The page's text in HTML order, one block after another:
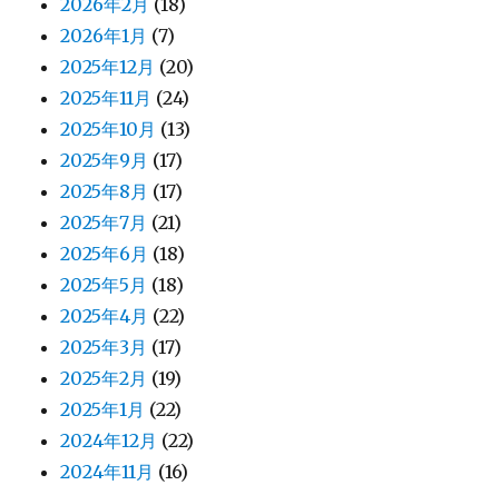
2026年2月 (18)
2026年1月 (7)
2025年12月 (20)
2025年11月 (24)
2025年10月 (13)
2025年9月 (17)
2025年8月 (17)
2025年7月 (21)
2025年6月 (18)
2025年5月 (18)
2025年4月 (22)
2025年3月 (17)
2025年2月 (19)
2025年1月 (22)
2024年12月 (22)
2024年11月 (16)